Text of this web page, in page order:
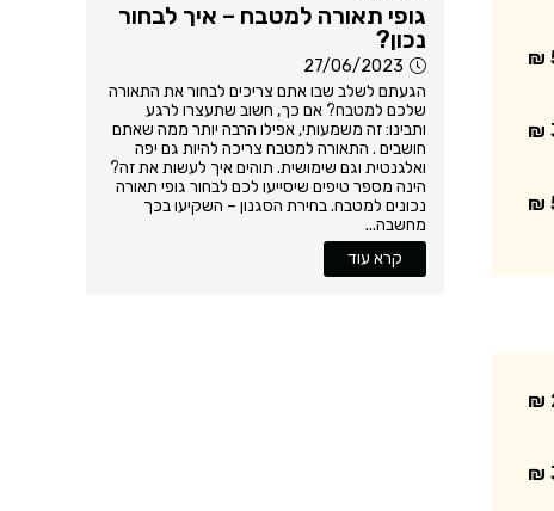
גופי תאורה למטבח – איך לבחור
נכון?
27/06/2023
הגעתם לשלב שבו אתם צריכים לבחור את התאורה
שלכם למטבח? אם כך, חשוב שתעצרו לרגע
ותבינו: זה משמעותי, אפילו הרבה יותר ממה שאתם
חושבים . התאורה למטבח צריכה להיות גם יפה
ואלגנטית וגם שימושית. תוהים איך לעשות את זה?
הינה מספר טיפים שיסייעו לכם לבחור גופי תאורה
נכונים למטבח. בחירת הסגנון – השקיעו בכך
מחשבה...
קרא עוד